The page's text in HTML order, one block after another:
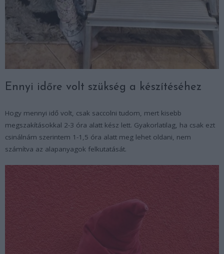
Ennyi időre volt szükség a készítéséhez
Hogy mennyi idő volt, csak saccolni tudom, mert kisebb
megszakításokkal 2-3 óra alatt kész lett. Gyakorlatilag, ha csak ezt
csinálnám szerintem 1-1,5 óra alatt meg lehet oldani, nem
számítva az alapanyagok felkutatását.